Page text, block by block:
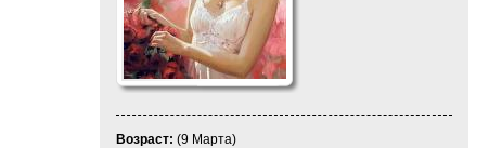
Возраст: (9 Марта)